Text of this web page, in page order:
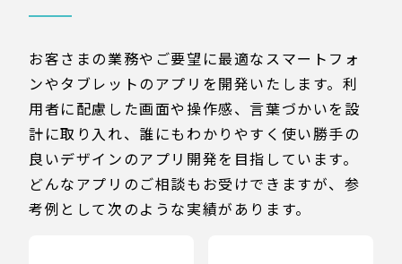
お客さまの業務やご要望に最適なスマートフォ
ンやタブレットのアプリを開発いたします。利
用者に配慮した画面や操作感、言葉づかいを設
計に取り入れ、誰にもわかりやすく使い勝手の
良いデザインのアプリ開発を目指しています。
どんなアプリのご相談もお受けできますが、参
考例として次のような実績があります。